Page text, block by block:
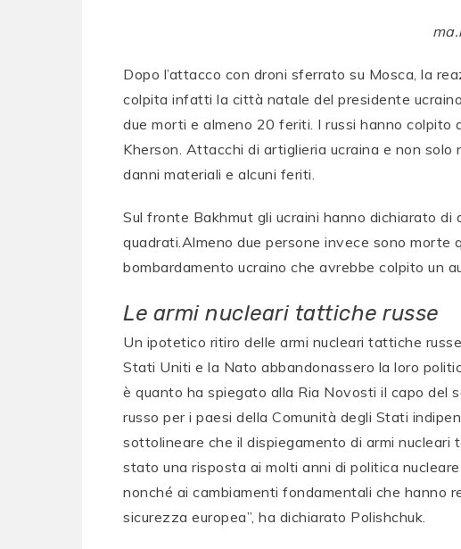
Dopo l’attacco con droni sferrato su Mosca, la
colpita infatti la città natale del presidente
due morti e almeno 20 feriti. I russi hanno
Kherson. Attacchi di artiglieria ucraina e non solo
danni materiali e alcuni feriti.
Sul fronte Bakhmut gli ucraini hanno dichiarato
quadrati.Almeno due persone invece sono
bombardamento ucraino che avrebbe colpito un
Le armi nucleari tattiche russe
Un ipotetico ritiro delle armi nucleari tattiche
Stati Uniti e la Nato abbandonassero la loro
è quanto ha spiegato alla Ria Novosti il capo del
russo per i paesi della Comunità degli Stati
sottolineare che il dispiegamento di armi
stato una risposta ai molti anni di politica
nonché ai cambiamenti fondamentali che hanno
sicurezza europea”, ha dichiarato Polishchuk.